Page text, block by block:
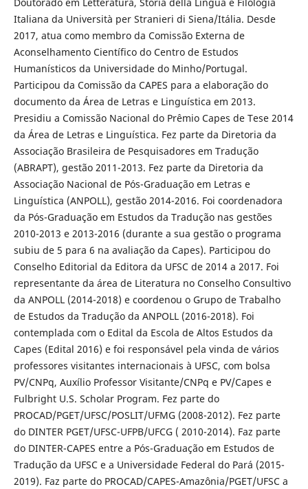
Doutorado em Letteratura, Storia della Lingua e Filologia
Italiana da Università per Stranieri di Siena/Itália. Desde
2017, atua como membro da Comissão Externa de
Aconselhamento Científico do Centro de Estudos
Humanísticos da Universidade do Minho/Portugal.
Participou da Comissão da CAPES para a elaboração do
documento da Área de Letras e Linguística em 2013.
Presidiu a Comissão Nacional do Prêmio Capes de Tese 2014
da Área de Letras e Linguística. Fez parte da Diretoria da
Associação Brasileira de Pesquisadores em Tradução
(ABRAPT), gestão 2011-2013. Fez parte da Diretoria da
Associação Nacional de Pós-Graduação em Letras e
Linguística (ANPOLL), gestão 2014-2016. Foi coordenadora
da Pós-Graduação em Estudos da Tradução nas gestões
2010-2013 e 2013-2016 (durante a sua gestão o programa
subiu de 5 para 6 na avaliação da Capes). Participou do
Conselho Editorial da Editora da UFSC de 2014 a 2017. Foi
representante da área de Literatura no Conselho Consultivo
da ANPOLL (2014-2018) e coordenou o Grupo de Trabalho
de Estudos da Tradução da ANPOLL (2016-2018). Foi
contemplada com o Edital da Escola de Altos Estudos da
Capes (Edital 2016) e foi responsável pela vinda de vários
professores visitantes internacionais à UFSC, com bolsa
PV/CNPq, Auxílio Professor Visitante/CNPq e PV/Capes e
Fulbright U.S. Scholar Program. Fez parte do
PROCAD/PGET/UFSC/POSLIT/UFMG (2008-2012). Fez parte
do DINTER PGET/UFSC-UFPB/UFCG ( 2010-2014). Faz parte
do DINTER-CAPES entre a Pós-Graduação em Estudos de
Tradução da UFSC e a Universidade Federal do Pará (2015-
2019). Faz parte do PROCAD/CAPES-Amazônia/PGET/UFSC a